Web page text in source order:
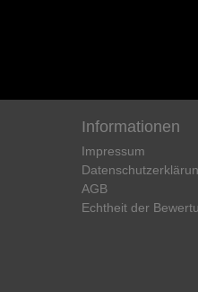
Informationen
Impressum
AGB
Echtheit der